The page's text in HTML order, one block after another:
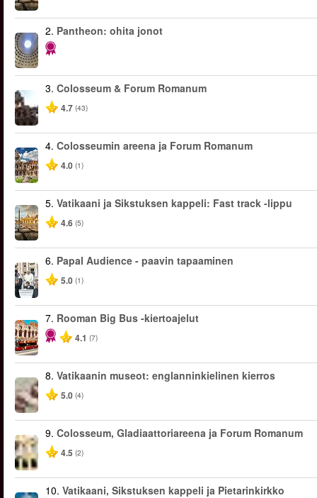
2. Pantheon: ohita jonot
3. Colosseum & Forum Romanum
4.7 (43)
4. Colosseumin areena ja Forum Romanum
4.0 (1)
5. Vatikaani ja Sikstuksen kappeli: Fast track -lippu
4.6 (5)
6. Papal Audience - paavin tapaaminen
5.0 (1)
7. Rooman Big Bus -kiertoajelut
4.1 (7)
8. Vatikaanin museot: englanninkielinen kierros
5.0 (4)
9. Colosseum, Gladiaattoriareena ja Forum Romanum
4.5 (2)
10. Vatikaani, Sikstuksen kappeli ja Pietarinkirkko